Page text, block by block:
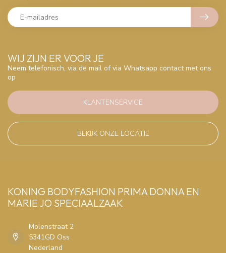
WIJ ZIJN ER VOOR JE
Neem telefonisch, via de mail of via Whatsapp contact met ons
op
KLANTENSERVICE
BEKIJK ONZE LOCATIE
KONING BODYFASHION PRIMA DONNA EN
MARIE JO SPECIAALZAAK
Molenstraat 2
5341GD Oss
Nederland